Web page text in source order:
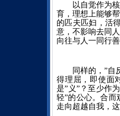
以自觉作为
育，理想上能够
的匹夫匹妇，活
意，不影响去同
向往与人一同行
同样的，”自
得理屈，即使面
是”义”？至少作
轻”的公心。合而
走向超越自我，